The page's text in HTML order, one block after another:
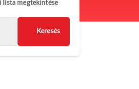
lista megtekintése
Keresés